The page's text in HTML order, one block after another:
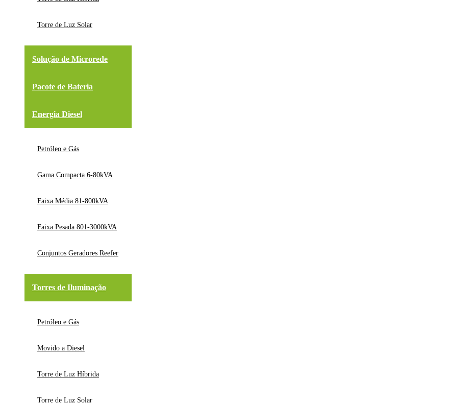
Torre de Luz Solar
Solução de Microrede
Pacote de Bateria
Energia Diesel
Petróleo e Gás
Gama Compacta 6-80kVA
Faixa Média 81-800kVA
Faixa Pesada 801-3000kVA
Conjuntos Geradores Reefer
Torres de Iluminação
Petróleo e Gás
Movido a Diesel
Torre de Luz Híbrida
Torre de Luz Solar